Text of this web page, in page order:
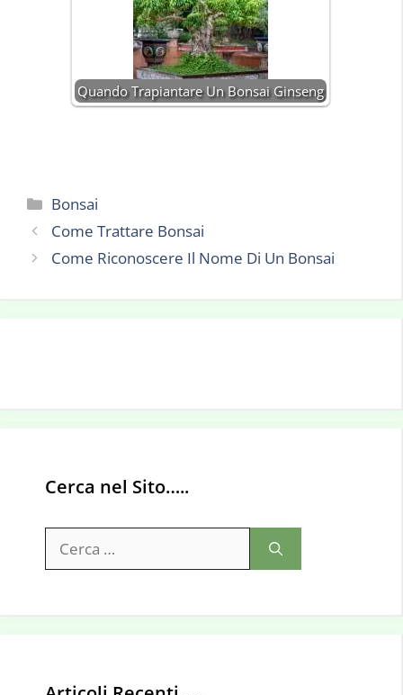
Quando Trapiantare Un Bonsai Ginseng
Categorie
Bonsai
Come Trattare Bonsai
Come Riconoscere Il Nome Di Un Bonsai
Cerca nel Sito…..
per: